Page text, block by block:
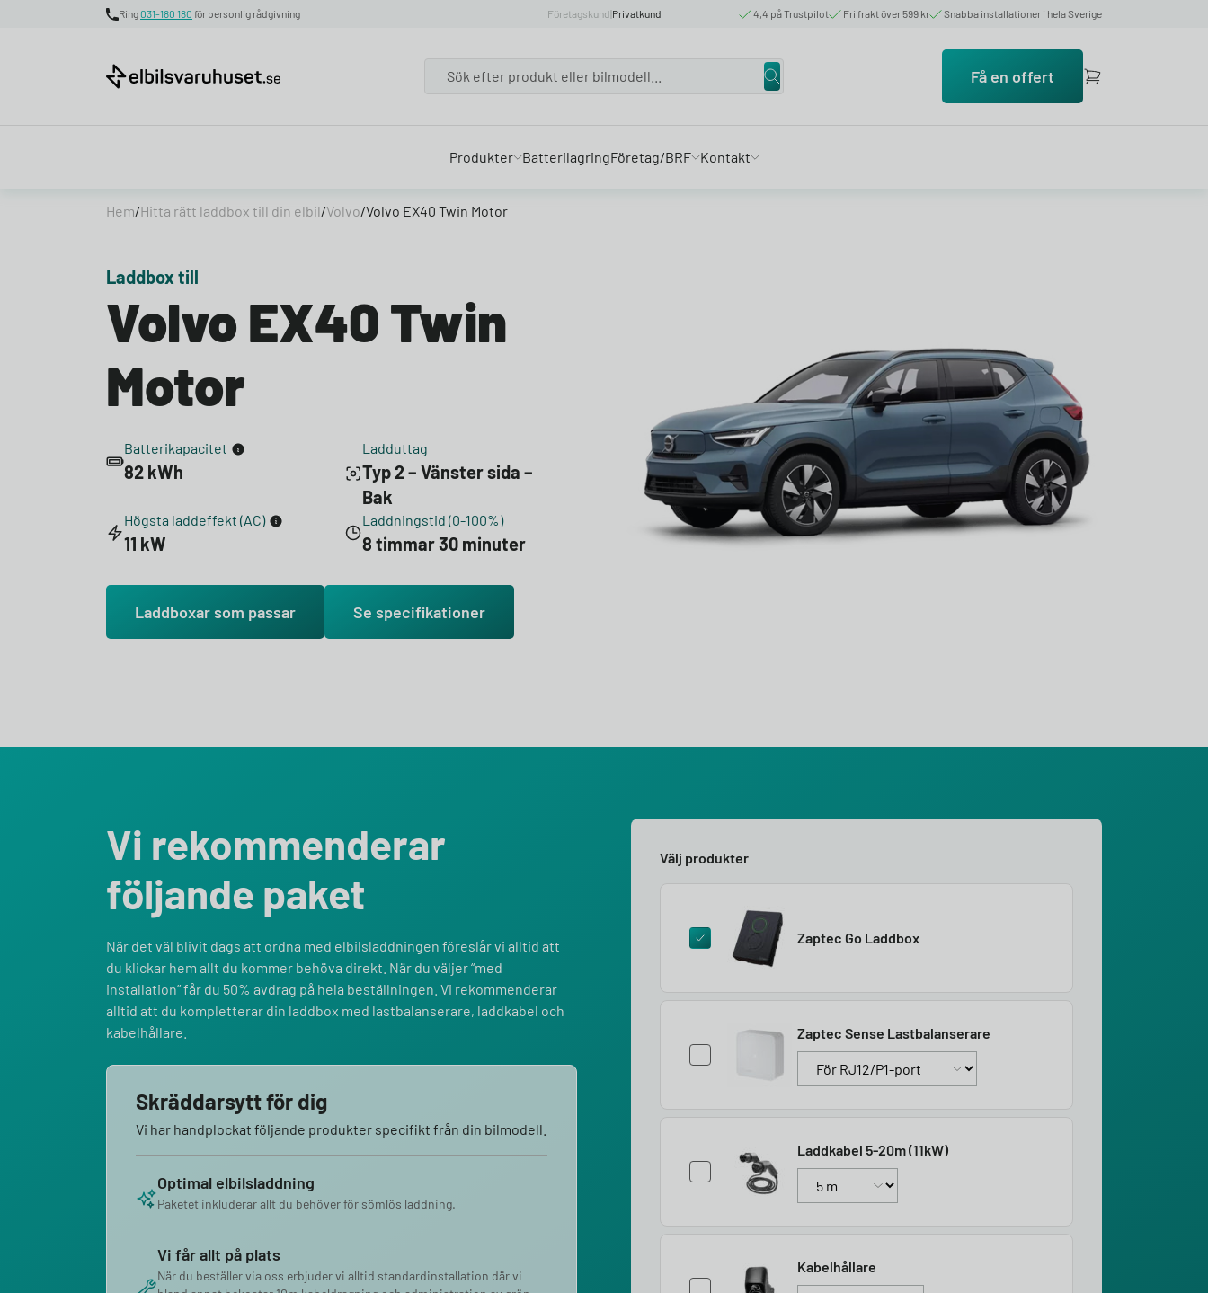
Ring031-180 180 för personlig rådgivning Företagskund|Privatkund 4,4 på Trustpilot Fri frakt över 599 kr Snabba installationer i hela Sverige
Få en offert
Produkter BatterilagringFöretag/BRF Kontakt
Hem/Hitta rätt laddbox till din elbil/Volvo/Volvo EX40 Twin Motor
Laddbox till
Volvo EX40 Twin
Motor
Batterikapacitet
82 kWh
Ladduttag
Typ 2 – Vänster sida –
Bak
Högsta laddeffekt (AC)
11 kW
Laddningstid (0-100%)
8 timmar 30 minuter
Laddboxar som passar Se specifikationer
Vi rekommenderar
följande paket
När det väl blivit dags att ordna med elbilsladdningen föreslår vi alltid att
du klickar hem allt du kommer behöva direkt. När du väljer “med
installation” får du 50% avdrag på hela beställningen. Vi rekommenderar
alltid att du kompletterar din laddbox med lastbalanserare, laddkabel och
kabelhållare.
Skräddarsytt för dig
Vi har handplockat följande produkter specifikt från din bilmodell.
Optimal elbilsladdning
Paketet inkluderar allt du behöver för sömlös laddning.
Vi får allt på plats
När du beställer via oss erbjuder vi alltid standardinstallation där vi
Välj produkter
Zaptec Go Laddbox
Zaptec Sense Lastbalanserare
Laddkabel 5-20m (11kW)
Kabelhållare